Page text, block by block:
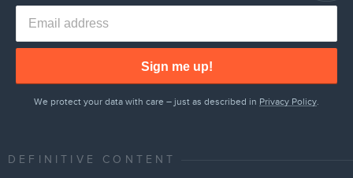
Sign me up!
We protect your data with care – just as described in Privacy Policy.
DEFINITIVE CONTENT